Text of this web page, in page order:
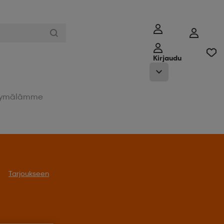
Kirjaudu
Tarjoukseen